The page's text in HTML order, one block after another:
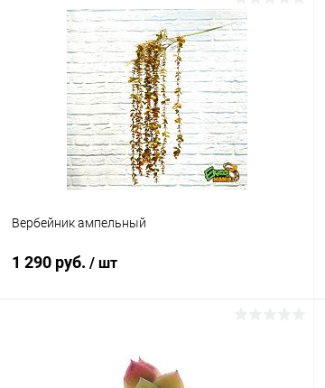
В корзину
Купить в 1 клик Сравнение
В избранное Под заказ
Вербейник ампельный
1 290 руб. / шт